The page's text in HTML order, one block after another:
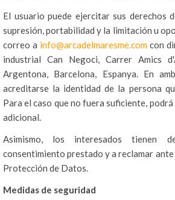
El usuario puede ejercitar sus derechos
supresión, portabilidad y la limitación u
correo a info@arcadelmaresme.com con
industrial Can Negoci, Carrer Amics
Argentona, Barcelona, Espanya. En
acreditarse la identidad de la persona
Para el caso que no fuera suficiente,
adicional.
Asimismo, los interesados tienen
consentimiento prestado y a reclamar
Protección de Datos.
Medidas de seguridad